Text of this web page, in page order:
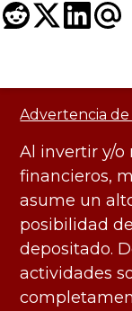
Advertencia de
Al invertir y/o
financieros,
asume un
posibilidad
depositado.
actividades